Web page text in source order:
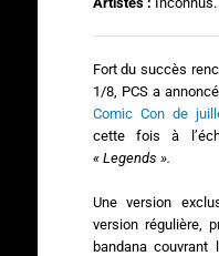
Fort du succès
1/8, PCS a
Comic Con de
cette fois à
« Legends ».
Une version
version régulière,
bandana